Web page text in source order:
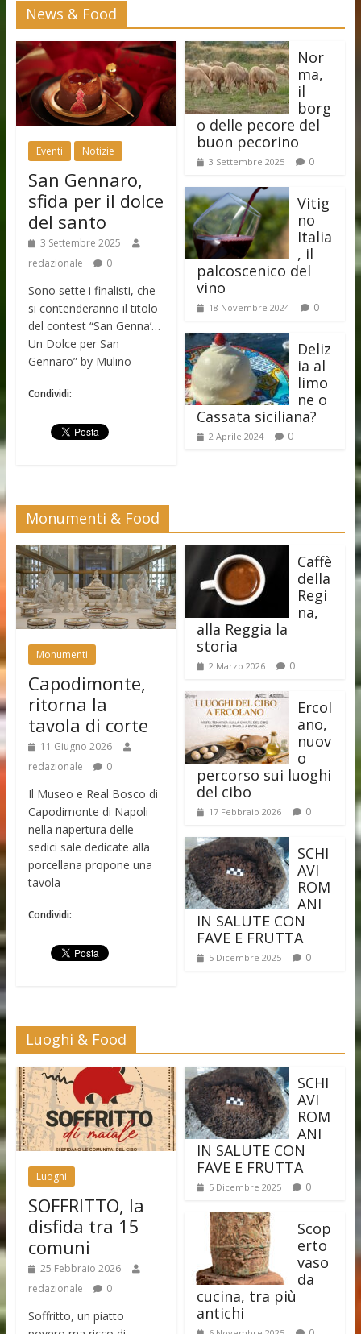
News & Food
Eventi Notizie
San Gennaro,
sfida per il dolce
del santo
3 Settembre 2025
redazionale
0
Sono sette i finalisti, che
si contenderanno il titolo
del contest “San Genna’…
Un Dolce per San
Gennaro” by Mulino
Condividi:
Nor
ma,
il
borg
o delle pecore del
buon pecorino
3 Settembre 2025 0
Vitig
no
Italia
, il
palcoscenico del
vino
18 Novembre 2024 0
Deliz
ia al
limo
ne o
Cassata siciliana?
2 Aprile 2024 0
Monumenti & Food
Monumenti
Capodimonte,
ritorna la
tavola di corte
11 Giugno 2026
redazionale
0
Il Museo e Real Bosco di
Capodimonte di Napoli
nella riapertura delle
sedici sale dedicate alla
porcellana propone una
tavola
Condividi:
Caffè
della
Regi
na,
alla Reggia la
storia
2 Marzo 2026 0
Ercol
ano,
nuov
o
percorso sui luoghi
del cibo
17 Febbraio 2026 0
SCHI
AVI
ROM
ANI
IN SALUTE CON
FAVE E FRUTTA
5 Dicembre 2025 0
Luoghi & Food
Luoghi
SOFFRITTO, la
disfida tra 15
comuni
25 Febbraio 2026
redazionale
0
Soffritto, un piatto
SCHI
AVI
ROM
ANI
IN SALUTE CON
FAVE E FRUTTA
5 Dicembre 2025 0
Scop
erto
vaso
da
cucina, tra più
antichi